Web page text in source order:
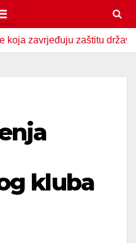
zaštitu države
kluba